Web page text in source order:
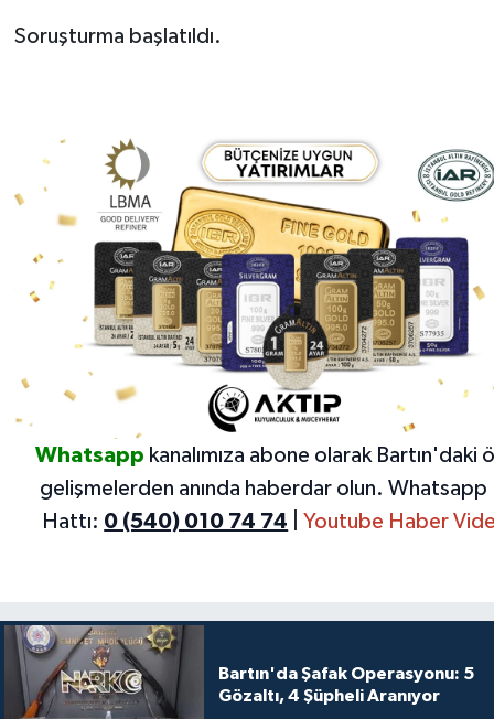
Soruşturma başlatıldı.
Whatsapp kanalımıza abone olarak Bartın'daki
gelişmelerden anında haberdar olun. Whatsapp
Hattı: 0 (540) 010 74 74 |Youtube Haber
Bartın'da Şafak Operasyonu: 5
Gözaltı, 4 Şüpheli Aranıyor